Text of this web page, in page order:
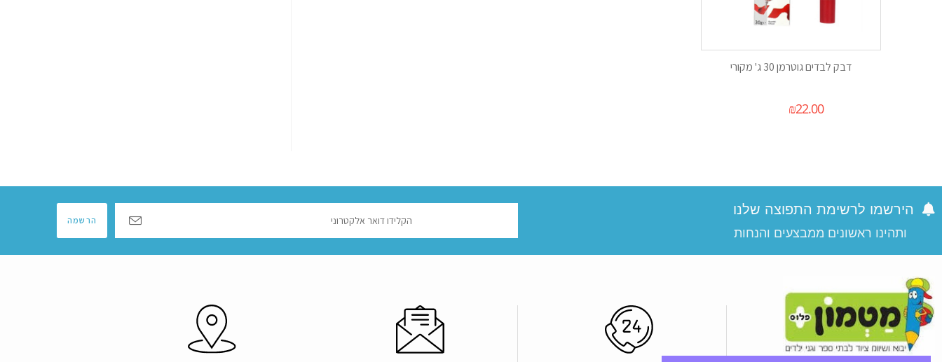
דבק לבדים גוטרמן 30 ג' מקורי
₪22.00
הירשמו לרשימת התפוצה שלנו
ותהינו ראשונים ממבצעים והנחות
הרשמה